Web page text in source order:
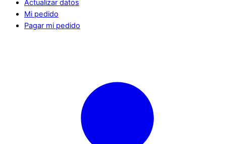
Actualizar datos
Mi pedido
Pagar mi pedido